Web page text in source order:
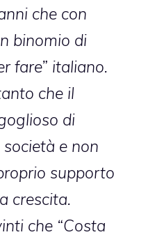
che con
binomio di
fare” italiano.
che il
di
e non
supporto
crescita.
che “Costa